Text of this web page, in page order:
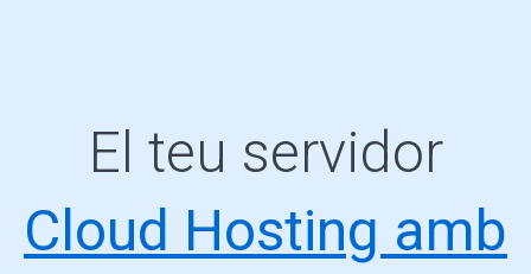
El teu servidor
Cloud Hosting amb